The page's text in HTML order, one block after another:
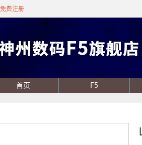
免费注册
首页 F5